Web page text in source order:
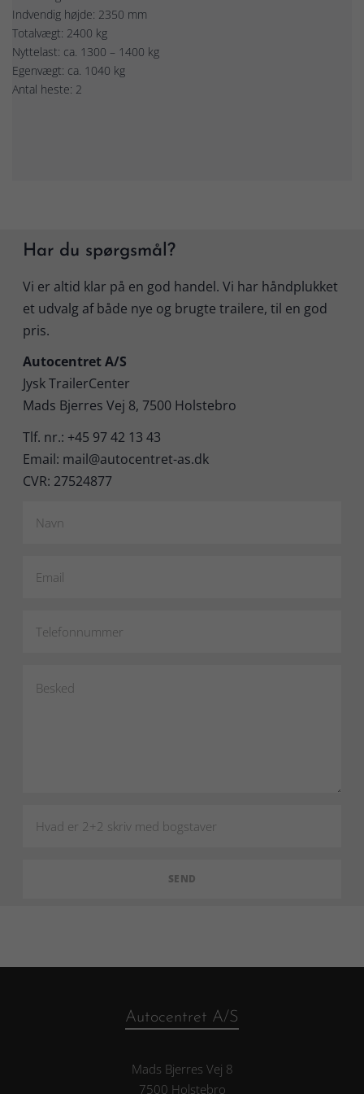
Indvendig højde: 2350 mm
Totalvægt: 2400 kg
Nyttelast: ca. 1300 – 1400 kg
Egenvægt: ca. 1040 kg
Antal heste: 2
Har du spørgsmål?
Vi er altid klar på en god handel. Vi har håndplukket
et udvalg af både nye og brugte trailere, til en god
pris.
Autocentret A/S
Jysk TrailerCenter
Mads Bjerres Vej 8, 7500 Holstebro
Tlf. nr.: +45 97 42 13 43
Email: mail@autocentret-as.dk
CVR: 27524877
Autocentret A/S
Mads Bjerres Vej 8
7500 Holstebro